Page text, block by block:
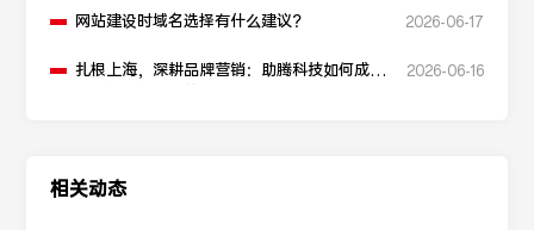
网站建设时域名选择有什么建议？ 2026-06-17
扎根上海，深耕品牌营销：助腾科技如何成为
2026-06-16
相关动态